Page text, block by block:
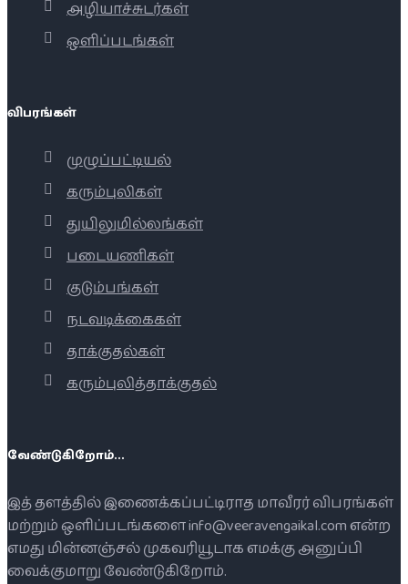
அழியாச்சுடர்கள்
ஒளிப்படங்கள்
விபரங்கள்
முழுப்பட்டியல்
கரும்புலிகள்
துயிலுமில்லங்கள்
படையணிகள்
குடும்பங்கள்
நடவடிக்கைகள்
தாக்குதல்கள்
கரும்புலித்தாக்குதல்
வேண்டுகிறோம்...
இத் தளத்தில் இணைக்கப்பட்டிராத மாவீரர் விபரங்கள்
மற்றும் ஒளிப்படங்களை info@veeravengaikal.com என்ற
எமது மின்னஞ்சல் முகவரியூடாக எமக்கு அனுப்பி
வைக்குமாறு வேண்டுகிறோம்.